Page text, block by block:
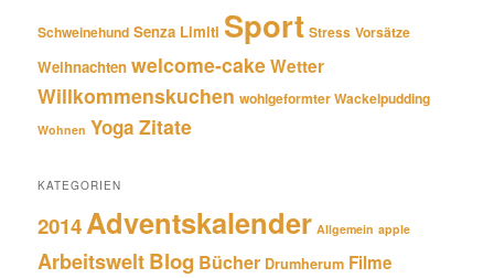
Schweinehund Senza Limiti Sport Stress Vorsätze
Weihnachten welcome-cakeWetter
Willkommenskuchen wohlgeformter Wackelpudding
Wohnen Yoga Zitate
KATEGORIEN
2014Adventskalender Allgemein apple
ArbeitsweltBlog Bücher Drumherum Filme